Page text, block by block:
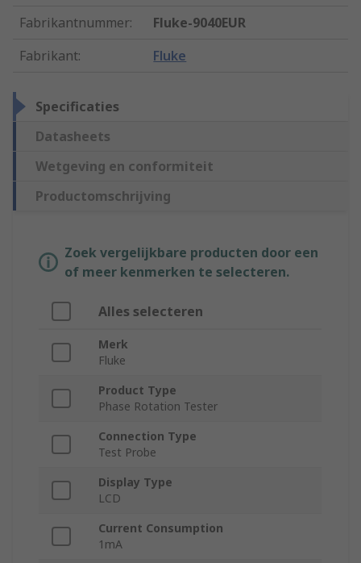
Fabrikantnummer:
Fluke-9040EUR
Fabrikant: Fluke
Specificaties
Datasheets
Wetgeving en conformiteit
Productomschrijving
Zoek vergelijkbare producten door een
of meer kenmerken te selecteren.
Alles selecteren
Merk
Fluke
Product Type
Phase Rotation Tester
Connection Type
Test Probe
Display Type
LCD
Current Consumption
1mA